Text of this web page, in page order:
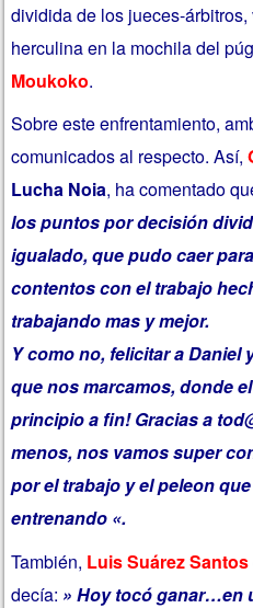
dividida de los jueces-
herculina en la mochila del
Moukoko.
Sobre este enfrentamiento,
comunicados al respecto. Así,
Lucha Noia, ha comentado
los puntos por decisión
igualado, que pudo caer
contentos con el trabajo
trabajando mas y mejor.
Y como no, felicitar a Daniel
que nos marcamos, donde
principio a fin! Gracias a
menos, nos vamos super
por el trabajo y el peleon
entrenando «.
También, Luis Suárez Santos
decía: » Hoy tocó ganar…en